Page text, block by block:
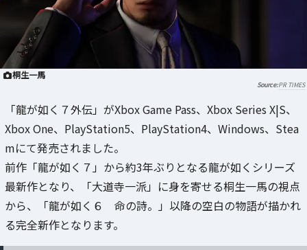
桐生一馬
PR TIMES
「龍が如く７外伝」がXbox Game Pass、Xbox Series X|S、
Xbox One、PlayStation5、PlayStation4、Windows、Stea
mにて発売されました。
前作「龍が如く７」から約3年ぶりとなる龍が如くシリーズ
最新作となり、「大道寺一派」に身を寄せる桐生一馬の視点
から、「龍が如く６ 命の詩。」以降の空白の物語が描かれ
る完全新作となります。